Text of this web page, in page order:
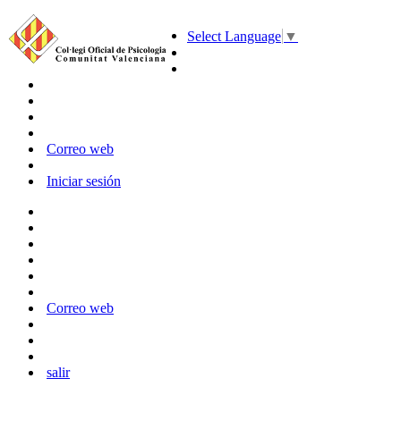
Select Language ▼
Correo web
Iniciar sesión
Correo web
salir